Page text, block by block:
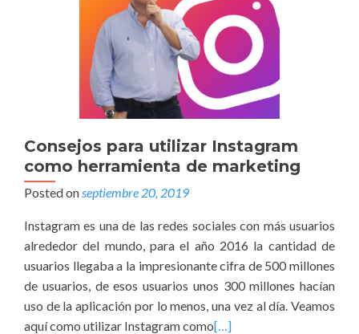
Consejos para utilizar Instagram
como herramienta de marketing
Posted onseptiembre 20, 2019
Instagram es una de las redes sociales con más usuarios
alrededor del mundo, para el año 2016 la cantidad de
usuarios llegaba a la impresionante cifra de 500 millones
de usuarios, de esos usuarios unos 300 millones hacían
uso de la aplicación por lo menos, una vez al día. Veamos
aquí como utilizar Instagram como[…]